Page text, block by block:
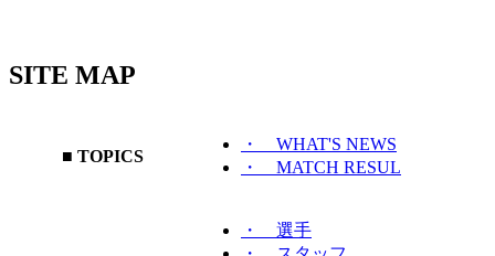
SITE MAP
■ TOPICS
・ WHAT'S NEWS
・ MATCH RESUL
・ 選手